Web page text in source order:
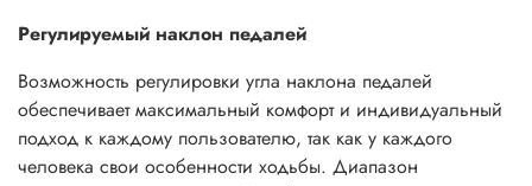
Регулируемый наклон педалей
Возможность регулировки угла наклона педалей
обеспечивает максимальный комфорт и индивидуальный
подход к каждому пользователю, так как у каждого
человека свои особенности ходьбы. Диапазон